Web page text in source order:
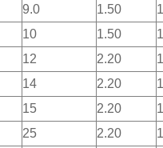
9.0 1.50
10 1.50
12 2.20
14 2.20
15 2.20
25 2.20